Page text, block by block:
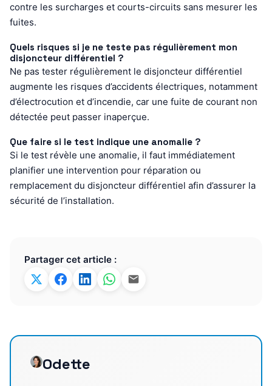
contre les surcharges et courts-circuits sans mesurer les
fuites.
Quels risques si je ne teste pas régulièrement mon
disjoncteur différentiel ?
Ne pas tester régulièrement le disjoncteur différentiel
augmente les risques d’accidents électriques, notamment
d’électrocution et d’incendie, car une fuite de courant non
détectée peut passer inaperçue.
Que faire si le test indique une anomalie ?
Si le test révèle une anomalie, il faut immédiatement
planifier une intervention pour réparation ou
remplacement du disjoncteur différentiel afin d’assurer la
sécurité de l’installation.
Partager cet article :
Odette